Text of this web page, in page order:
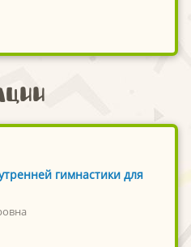
гимнастики для